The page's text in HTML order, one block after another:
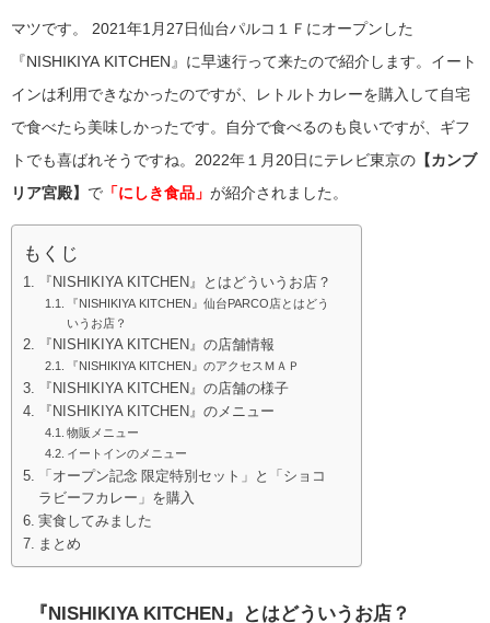
マツです。 2021年1月27日仙台パルコ１Ｆにオープンした
『NISHIKIYA KITCHEN』に早速行って来たので紹介します。イート
インは利用できなかったのですが、レトルトカレーを購入して自宅
で食べたら美味しかったです。自分で食べるのも良いですが、ギフ
トでも喜ばれそうですね。2022年１月20日にテレビ東京の 【カンブ
リア宮殿】 で 「にしき食品」 が紹介されました。
もくじ
『NISHIKIYA KITCHEN』とはどういうお店？
『NISHIKIYA KITCHEN』仙台PARCO店とはどう
いうお店？
『NISHIKIYA KITCHEN』の店舗情報
『NISHIKIYA KITCHEN』のアクセスＭＡＰ
『NISHIKIYA KITCHEN』の店舗の様子
『NISHIKIYA KITCHEN』のメニュー
物販メニュー
イートインのメニュー
「オープン記念 限定特別セット」と「ショコ
ラビーフカレー」を購入
実食してみました
まとめ
『 NISHIKIYA KITCHEN 』とはどういうお店？